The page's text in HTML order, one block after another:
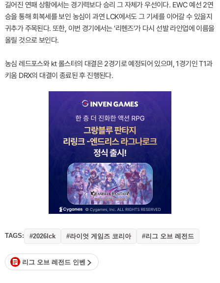
길어진 연패 상황에서는 경기력보다 승리 그 자체가 우선이다. EWC 예선 2연
승을 통해 회복세를 보인 농심이 과연 LCK에서도 그 기세를 이어갈 수 있을지
귀추가 주목된다. 또한, 이번 경기에서는 '리헨즈'가 다시 선발 라인업에 이름을
올릴 것으로 보인다.
농심 레드포스와 kt 롤스터의 대결은 2경기로 예정되어 있으며, 1경기인 T1과
키움 DRX의 대결이 종료된 후 진행된다.
TAGS: #2026lck #라이엇 게임즈 코리아 #리그 오브 레전드
리그 오브 레전드 인벤